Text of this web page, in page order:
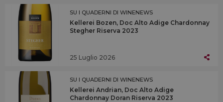
SU I QUADERNI DI WINENEWS
Kellerei Bozen, Doc Alto Adige Chardonnay
Stegher Riserva 2023
25 Luglio 2026
SU I QUADERNI DI WINENEWS
Kellerei Andrian, Doc Alto Adige
Chardonnay Doran Riserva 2023